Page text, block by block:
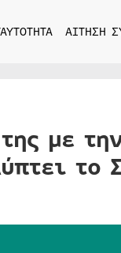
ΑΙΤΗΣΗ
με
το